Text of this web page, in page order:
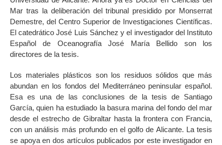
Mar tras la deliberación del tribunal presidido por Monserrat
Demestre, del Centro Superior de Investigaciones Científicas.
El catedrático José Luis Sánchez y el investigador del Instituto
Español de Oceanografía José María Bellido son los
directores de la tesis.
Los materiales plásticos son los residuos sólidos que más
abundan en los fondos del Mediterráneo peninsular español.
Esa es una de las conclusiones de la tesis de Santiago
García, quien ha estudiado la basura marina del fondo del mar
desde el estrecho de Gibraltar hasta la frontera con Francia,
con un análisis más profundo en el golfo de Alicante. La tesis
se apoya en dos artículos publicados por este investigador en